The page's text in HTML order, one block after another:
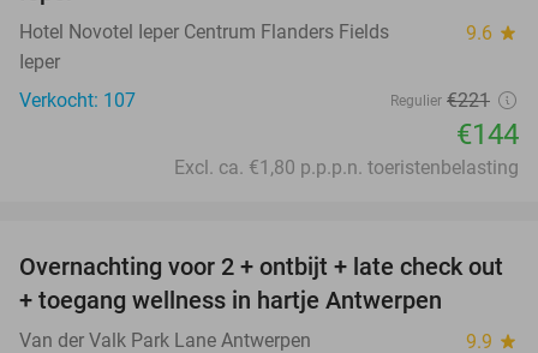
Hotel Novotel Ieper Centrum Flanders Fields 9.6 star
Ieper
Verkocht: 107
Regulier €221
€144
Excl. ca. €1,80 p.p.p.n. toeristenbelasting
59%
Overnachting voor 2 + ontbijt + late check out
+ toegang wellness in hartje Antwerpen
Van der Valk Park Lane Antwerpen 9.9 star